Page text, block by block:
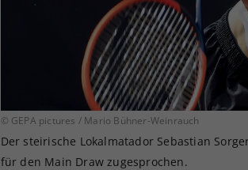
© GEPA pictures / Mario Bühner-Weinrauch
Der steirische Lokalmatador Sebastian
für den Main Draw zugesprochen.